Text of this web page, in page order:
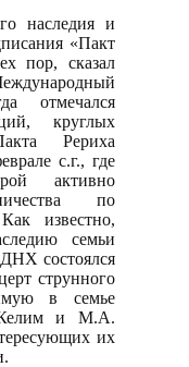
наследия и
«Пакт
пор, сказал
отмечался
круглых
Рериха
с.г., где
активно
по
известно,
семьи
состоялся
струнного
в семье
Келим и М.А.
их